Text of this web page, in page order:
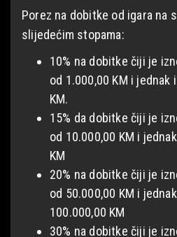
Porez na dobitke od igara na
slijedećim stopama:
10% na dobitke čiji je
od 1.000,00 KM i jednak
KM.
15% da dobitke čiji je
od 10.000,00 KM i
KM
20% na dobitke čiji je
od 50.000,00 KM i
100.000,00 KM
30% na dobitke čiji je